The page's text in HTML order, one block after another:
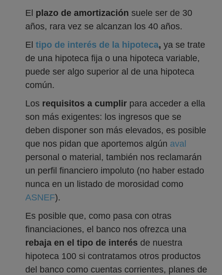
El plazo de amortización suele ser de 30
años, rara vez se alcanzan los 40 años.
El tipo de interés de la hipoteca, ya se trate
de una hipoteca fija o una hipoteca variable,
puede ser algo superior al de una hipoteca
común.
Los requisitos a cumplir para acceder a ella
son más exigentes: los ingresos que se
deben disponer son más elevados, es posible
que nos pidan que aportemos algún aval
personal o material, también nos reclamarán
un perfil financiero impoluto (no haber estado
nunca en un listado de morosidad como
ASNEF).
Es posible que, como pasa con otras
financiaciones, el banco nos ofrezca una
rebaja en el tipo de interés de nuestra
hipoteca 100 si contratamos otros productos
del banco como cuentas corrientes, planes de